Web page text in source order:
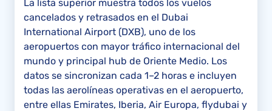
La lista superior muestra todos los vuelos
cancelados y retrasados en el Dubai
International Airport (DXB), uno de los
aeropuertos con mayor tráfico internacional del
mundo y principal hub de Oriente Medio. Los
datos se sincronizan cada 1–2 horas e incluyen
todas las aerolíneas operativas en el aeropuerto,
entre ellas Emirates, Iberia, Air Europa, flydubai y